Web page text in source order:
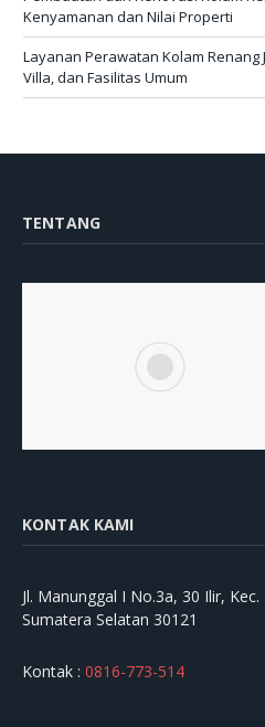
Kenyamanan dan Nilai Properti
Layanan Perawatan Kolam
Villa, dan Fasilitas Umum
TENTANG
KONTAK KAMI
Jl. Manunggal I No.3a, 30 Ilir,
Sumatera Selatan 30121
Kontak : 0816-773-514